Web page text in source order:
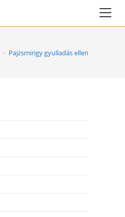
> Pajzsmirigy gyulladás ellen